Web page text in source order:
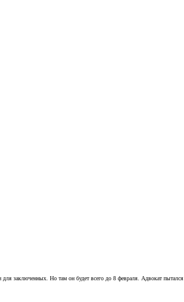
Но там он будет всего до 8 февраля. Адвокат